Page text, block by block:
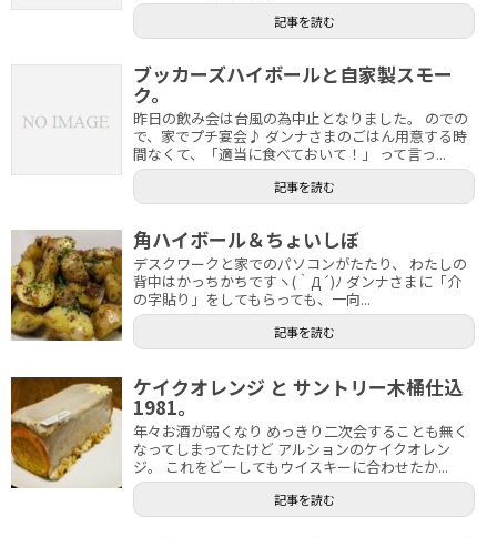
記事を読む
ブッカーズハイボールと自家製スモー
ク。
昨日の飲み会は台風の為中止となりました。 のでの
で、家でプチ宴会♪ ダンナさまのごはん用意する時
間なくて、「適当に食べておいて！」 って言っ...
記事を読む
角ハイボール＆ちょいしぼ
デスクワークと家でのパソコンがたたり、 わたしの
背中はかっちかちですヽ(｀Д´)ﾉ ダンナさまに「介
の字貼り」をしてもらっても、一向...
記事を読む
ケイクオレンジ と サントリー木桶仕込
1981。
年々お酒が弱くなり めっきり二次会することも無く
なってしまってたけど アルションのケイクオレン
ジ。 これをどーしてもウイスキーに合わせたか...
記事を読む